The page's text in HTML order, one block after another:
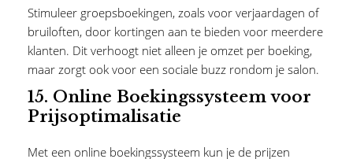
Stimuleer groepsboekingen, zoals voor verjaardagen of
bruiloften, door kortingen aan te bieden voor meerdere
klanten. Dit verhoogt niet alleen je omzet per boeking,
maar zorgt ook voor een sociale buzz rondom je salon.
15. Online Boekingssysteem voor
Prijsoptimalisatie
Met een online boekingssysteem kun je de prijzen